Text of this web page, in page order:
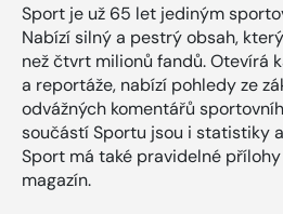
Sport je už 65 let jediným
Nabízí silný a pestrý obsah,
než čtvrt milionů fandů. Otevírá
a reportáže, nabízí pohledy ze
odvážných komentářů
součástí Sportu jsou i statistiky
Sport má také pravidelné
magazín.